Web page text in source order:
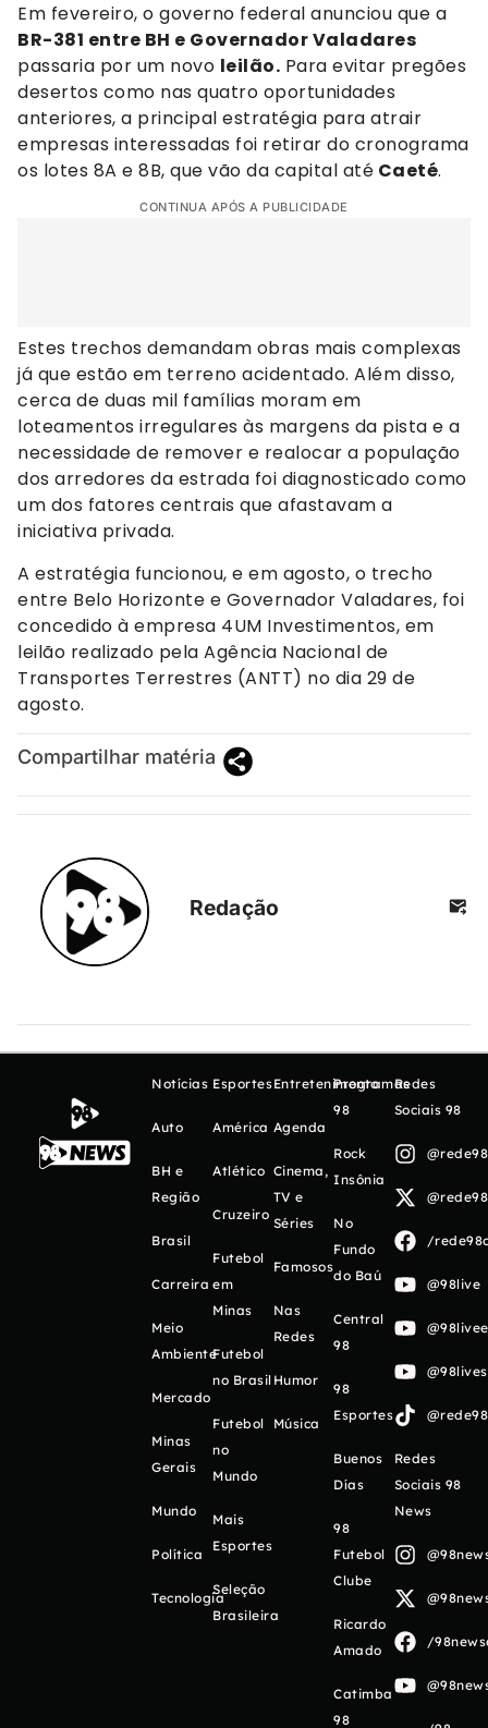
Em fevereiro, o governo federal anunciou que a
BR-381 entre BH e Governador Valadares
passaria por um novo leilão. Para evitar pregões
desertos como nas quatro oportunidades
anteriores, a principal estratégia para atrair
empresas interessadas foi retirar do cronograma
os lotes 8A e 8B, que vão da capital até Caeté.
CONTINUA APÓS A PUBLICIDADE
Estes trechos demandam obras mais complexas
já que estão em terreno acidentado. Além disso,
cerca de duas mil famílias moram em
loteamentos irregulares às margens da pista e a
necessidade de remover e realocar a população
dos arredores da estrada foi diagnosticado como
um dos fatores centrais que afastavam a
iniciativa privada.
A estratégia funcionou, e em agosto, o trecho
entre Belo Horizonte e Governador Valadares, foi
concedido à empresa 4UM Investimentos, em
leilão realizado pela Agência Nacional de
Transportes Terrestres (ANTT) no dia 29 de
agosto.
Compartilhar matéria
Redação
Notícias
Auto
BH e
Região
Brasil
Carreira
Meio
Ambiente
Mercado
Minas
Gerais
Mundo
Política
Tecnologia
Esportes
América
Atlético
Cruzeiro
Futebol
em
Minas
Futebol
no Brasil
Futebol
no
Mundo
Mais
Esportes
Seleção
Brasileira
Entretenimento
Agenda
Cinema,
TV e
Séries
Famosos
Nas
Redes
Humor
Música
Programas
98
Rock
Insônia
No
Fundo
do Baú
Central
98
98
Esportes
Buenos
Días
98
Futebol
Clube
Ricardo
Amado
Catimba
98
Redes
Sociais 98
/
@98live
Redes
Sociais 98
News
/